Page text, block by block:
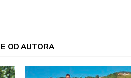
OD AUTORA